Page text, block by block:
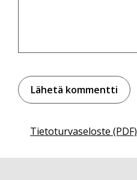
Tietoturvaseloste (PDF)